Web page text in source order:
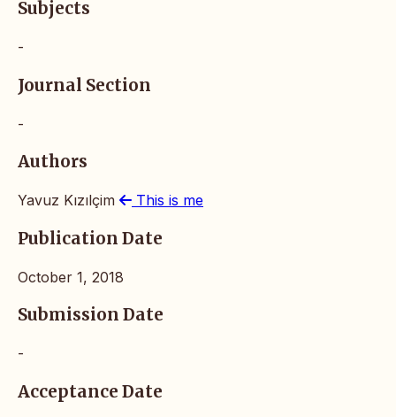
Subjects
-
Journal Section
-
Authors
Yavuz Kızılçim This is me
Publication Date
October 1, 2018
Submission Date
-
Acceptance Date